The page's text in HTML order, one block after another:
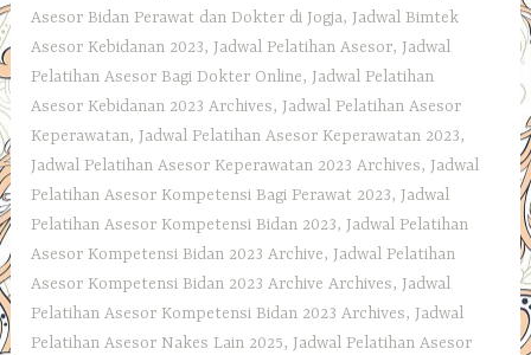
Asesor Bidan Perawat dan Dokter di Jogja, Jadwal Bimtek
Asesor Kebidanan 2023, Jadwal Pelatihan Asesor, Jadwal
Pelatihan Asesor Bagi Dokter Online, Jadwal Pelatihan
Asesor Kebidanan 2023 Archives, Jadwal Pelatihan Asesor
Keperawatan, Jadwal Pelatihan Asesor Keperawatan 2023,
Jadwal Pelatihan Asesor Keperawatan 2023 Archives, Jadwal
Pelatihan Asesor Kompetensi Bagi Perawat 2023, Jadwal
Pelatihan Asesor Kompetensi Bidan 2023, Jadwal Pelatihan
Asesor Kompetensi Bidan 2023 Archive, Jadwal Pelatihan
Asesor Kompetensi Bidan 2023 Archive Archives, Jadwal
Pelatihan Asesor Kompetensi Bidan 2023 Archives, Jadwal
Pelatihan Asesor Nakes Lain 2025, Jadwal Pelatihan Asesor